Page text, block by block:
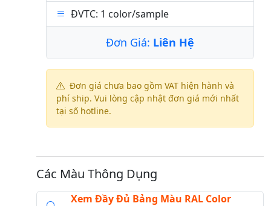
ĐVTC: 1 color/sample
Đơn Giá: Liên Hệ
Đơn giá chưa bao gồm VAT hiện hành và
phí ship. Vui lòng cập nhật đơn giá mới nhất
tại số hotline.
Các Màu Thông Dụng
Xem Đầy Đủ Bảng Màu RAL Color